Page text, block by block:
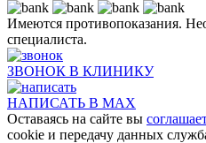
Имеются противопоказания.
специалиста.
ЗВОНОК В КЛИНИКУ
НАПИСАТЬ В MAX
Оставаясь на сайте вы
cookie и передачу данных